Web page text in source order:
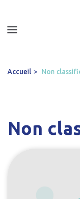
Accueil Non
Non